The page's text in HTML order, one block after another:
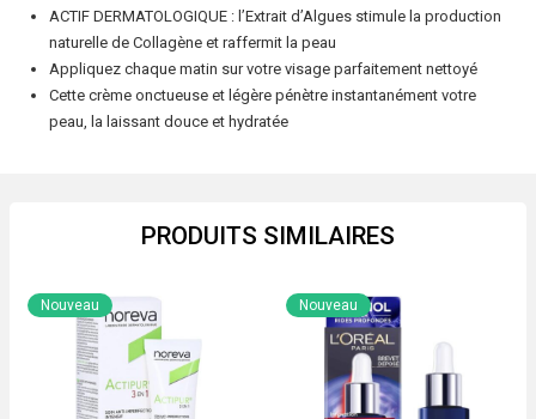
ACTIF DERMATOLOGIQUE : l’Extrait d’Algues stimule la production
naturelle de Collagène et raffermit la peau
Appliquez chaque matin sur votre visage parfaitement nettoyé
Cette crème onctueuse et légère pénètre instantanément votre
peau, la laissant douce et hydratée
PRODUITS SIMILAIRES
Nouveau Nouveau